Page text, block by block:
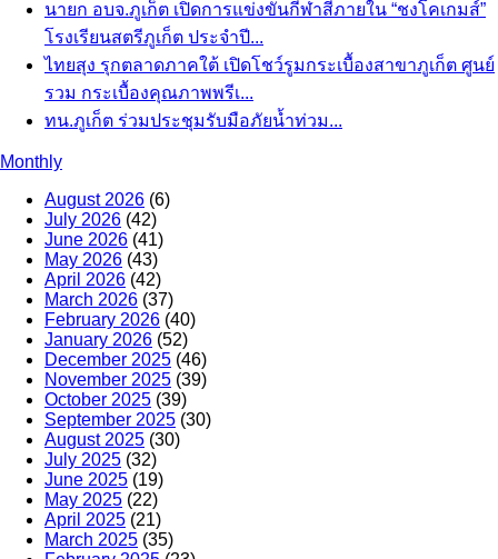
นายก อบจ.ภูเก็ต เปิดการแข่งขันกีฬาสีภายใน “ชงโคเกมส์”
โรงเรียนสตรีภูเก็ต ประจำปี...
ไทยสุง รุกตลาดภาคใต้ เปิดโชว์รูมกระเบื้องสาขาภูเก็ต ศูนย์
รวม กระเบื้องคุณภาพพรีเ...
ทน.ภูเก็ต ร่วมประชุมรับมือภัยน้ำท่วม...
Monthly
August 2026 (6)
July 2026 (42)
June 2026 (41)
May 2026 (43)
April 2026 (42)
March 2026 (37)
February 2026 (40)
January 2026 (52)
December 2025 (46)
November 2025 (39)
October 2025 (39)
September 2025 (30)
August 2025 (30)
July 2025 (32)
June 2025 (19)
May 2025 (22)
April 2025 (21)
March 2025 (35)